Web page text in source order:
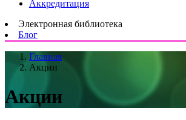
Аккредитация
Электронная библиотека
Блог
Главная
Акции
Акции